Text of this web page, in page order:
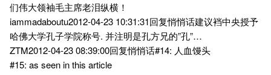
们伟大领袖毛主席老泪纵横！
iammadaboutu2012-04-23 10:31:31回复悄悄话建议裆中央授予
哈佛大学孔子学院称号. 并注明是孔方兄的”孔”…
ZTM2012-04-23 08:39:00回复悄悄话#14: 人血馒头
#15: as seen in this article